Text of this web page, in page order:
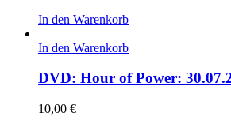
In den Warenkorb
In den Warenkorb
DVD: Hour of Power:
10,00 €